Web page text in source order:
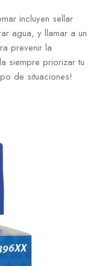
⁤incluyen sellar
agua, y llamar a un
prevenir la
siempre priorizar tu
de situaciones!